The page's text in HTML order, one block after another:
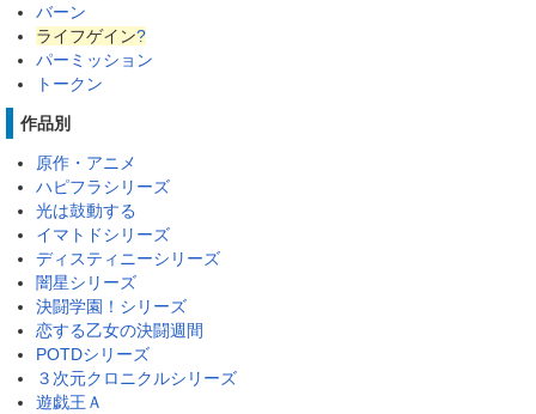
バーン
ライフゲイン?
パーミッション
トークン
作品別
原作・アニメ
ハピフラシリーズ
光は鼓動する
イマトドシリーズ
ディスティニーシリーズ
闇星シリーズ
決闘学園！シリーズ
恋する乙女の決闘週間
POTDシリーズ
３次元クロニクルシリーズ
遊戯王Ａ